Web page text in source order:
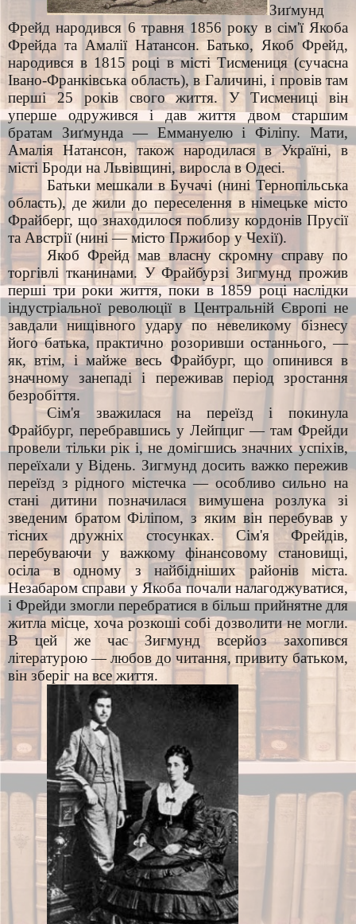
Зиґмунд
Фрейд народився 6 травня 1856 року в сім'ї Якоба
Фрейда та Амалії Натансон. Батько, Якоб Фрейд,
народився в 1815 році в місті Тисмениця (сучасна
Івано-Франківська область), в Галичині, і провів там
перші 25 років свого життя. У Тисмениці він
уперше одружився і дав життя двом старшим
братам Зиґмунда — Еммануелю і Філіпу. Мати,
Амалія Натансон, також народилася в Україні, в
місті Броди на Львівщині, виросла в Одесі.
Батьки мешкали в Бучачі (нині Тернопільська
область), де жили до переселення в німецьке місто
Фрайберг, що знаходилося поблизу кордонів Прусії
та Австрії (нині — місто Пржибор у Чехії).
Якоб Фрейд мав власну скромну справу по
торгівлі тканинами. У Фрайбурзі Зигмунд прожив
перші три роки життя, поки в 1859 році наслідки
індустріальної революції в Центральній Європі не
завдали нищівного удару по невеликому бізнесу
його батька, практично розоривши останнього, —
як, втім, і майже весь Фрайбург, що опинився в
значному занепаді і переживав період зростання
безробіття.
Сім'я зважилася на переїзд і покинула
Фрайбург, перебравшись у Лейпциг — там Фрейди
провели тільки рік і, не домігшись значних успіхів,
переїхали у Відень. Зигмунд досить важко пережив
переїзд з рідного містечка — особливо сильно на
стані дитини позначилася вимушена розлука зі
зведеним братом Філіпом, з яким він перебував у
тісних дружніх стосунках. Сім'я Фрейдів,
перебуваючи у важкому фінансовому становищі,
осіла в одному з найбідніших районів міста.
Незабаром справи у Якоба почали налагоджуватися,
і Фрейди змогли перебратися в більш прийнятне для
житла місце, хоча розкоші собі дозволити не могли.
В цей же час Зигмунд всерйоз захопився
літературою — любов до читання, привиту батьком,
він зберіг на все життя.